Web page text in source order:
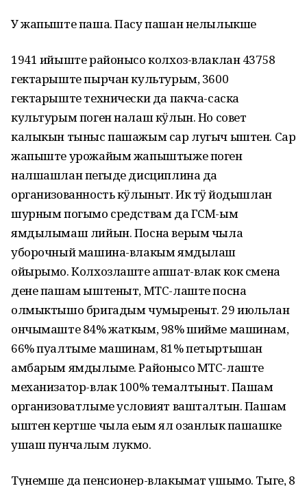
У жапыште паша. Пасу пашан нелылыкше
1941 ийыште районысо колхоз-влаклан 43758
гектарыште пырчан культурым, 3600
гектарыште технически да пакча-саска
культурым поген налаш кӱлын. Но совет
калыкын тыныс пашажым сар лугыч ыштен. Сар
жапыште урожайым жапыштыже поген
налшашлан пеҥгыде дисциплина да
организованность кӱлыныт. Ик тӱҥ йодышлан
шурным погымо средствам да ГСМ-ым
ямдылымаш лийын. Посна верым чыла
уборочный машина-влакым ямдылаш
ойырымо. Колхозлаште апшат-влак кок смена
дене пашам ыштеныт, МТС-лаште посна
олмыктышо бригадым чумыреныт. 29 июльлан
ончымаште 84% жаткым, 98% шийме машинам,
66% пуалтыме машинам, 81% петыртышан
амбарым ямдылыме. Районысо МТС-лаште
механизатор-влак 100% темалтыныт. Пашам
организоватлыме условият вашталтын. Пашам
ыштен кертше чыла еҥым ял озанлык пашашке
ушаш пунчалым лукмо.
Тунемше да пенсионер-влакымат ушымо. Тыге, 8